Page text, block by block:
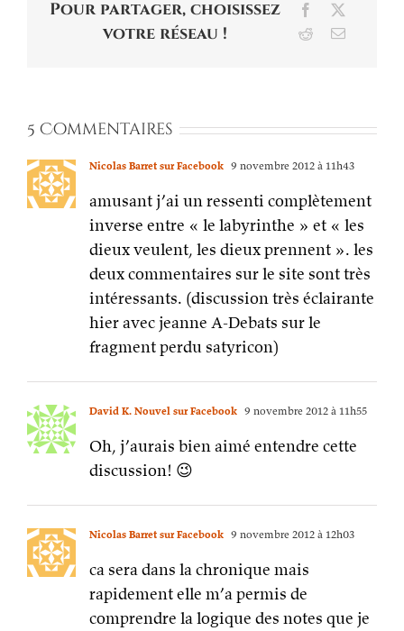
Pour partager, choisissez
votre réseau !
Facebook
RedditEmail
5 Commentaires
Nicolas Barret sur Facebook 9 novembre 2012 à 11h43
amusant j’ai un ressenti complètement
inverse entre « le labyrinthe » et « les
dieux veulent, les dieux prennent ». les
deux commentaires sur le site sont très
intéressants. (discussion très éclairante
hier avec jeanne A-Debats sur le
fragment perdu satyricon)
David K. Nouvel sur Facebook 9 novembre 2012 à 11h55
Oh, j’aurais bien aimé entendre cette
discussion! 😉
Nicolas Barret sur Facebook 9 novembre 2012 à 12h03
ca sera dans la chronique mais
rapidement elle m’a permis de
comprendre la logique des notes que je